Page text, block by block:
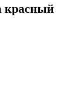
красный